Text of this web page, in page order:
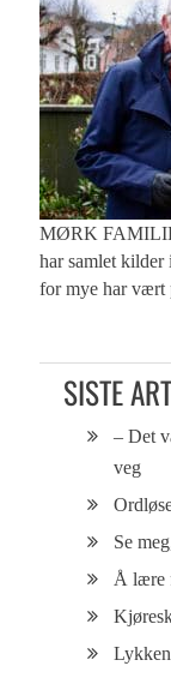
MØRK
har samlet kilder
for mye har vært
SISTE
– Det
veg
Se
Å lære